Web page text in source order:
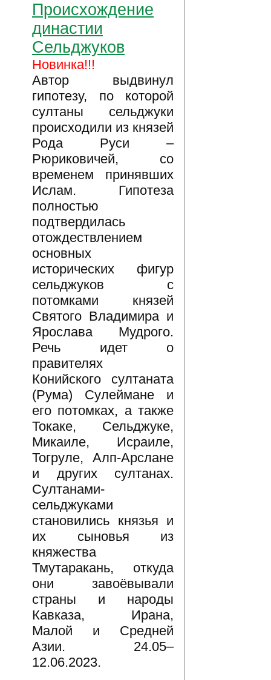
Происхождение
династии
Сельджуков
Новинка!!!
Автор выдвинул
гипотезу, по которой
султаны сельджуки
происходили из князей
Рода Руси –
Рюриковичей, со
временем принявших
Ислам. Гипотеза
полностью
подтвердилась
отождествлением
основных
исторических фигур
сельджуков с
потомками князей
Святого Владимира и
Ярослава Мудрого.
Речь идет о
правителях
Конийского султаната
(Рума) Сулеймане и
его потомках, а также
Токаке, Сельджуке,
Микаиле, Исраиле,
Тогруле, Алп-Арслане
и других султанах.
Султанами-
сельджуками
становились князья и
их сыновья из
княжества
Тмутаракань, откуда
они завоёвывали
страны и народы
Кавказа, Ирана,
Малой и Средней
Азии. 24.05–
12.06.2023.